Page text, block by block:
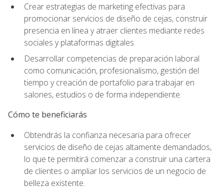
Crear estrategias de marketing efectivas para
promocionar servicios de diseño de cejas, construir
presencia en línea y atraer clientes mediante redes
sociales y plataformas digitales.
Desarrollar competencias de preparación laboral
como comunicación, profesionalismo, gestión del
tiempo y creación de portafolio para trabajar en
salones, estudios o de forma independiente.
Cómo te beneficiarás
Obtendrás la confianza necesaria para ofrecer
servicios de diseño de cejas altamente demandados,
lo que te permitirá comenzar a construir una cartera
de clientes o ampliar los servicios de un negocio de
belleza existente.